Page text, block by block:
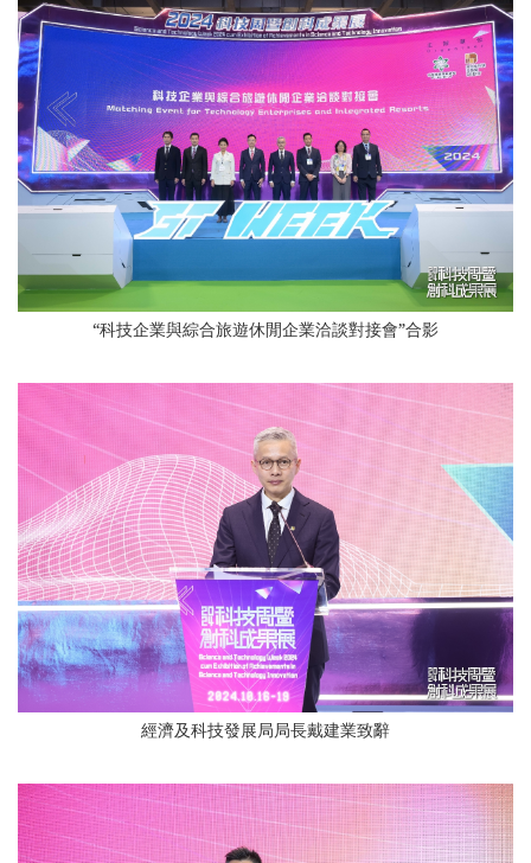
“科技企業與綜合旅遊休閒企業洽談對接會”合影
經濟及科技發展局局長戴建業致辭